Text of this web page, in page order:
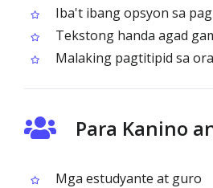
Iba't ibang opsyon sa
Tekstong handa agad
Malaking pagtitipid sa
Para Kanino
Mga estudyante at guro